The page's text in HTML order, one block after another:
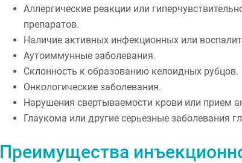
Аллергические реакции или
препаратов.
Наличие активных инфекционных или
Аутоиммунные заболевания.
Склонность к образованию келоидных рубцов.
Онкологические заболевания.
Нарушения свертываемости крови или прием
Глаукома или другие серьезные заболевания
Преимущества